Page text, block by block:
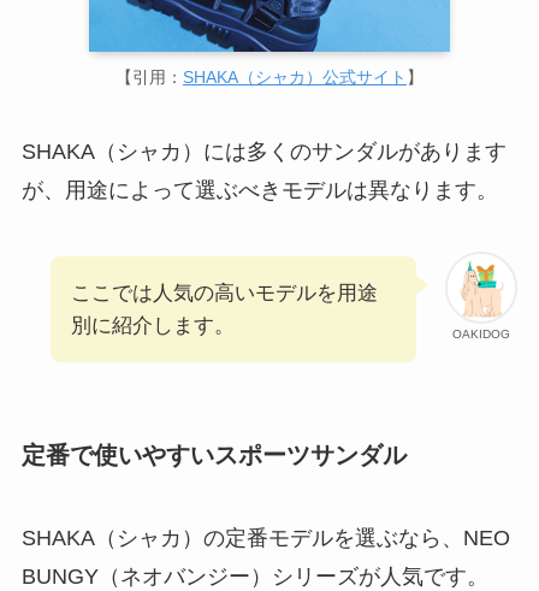
【引用： SHAKA（シャカ）公式サイト 】
SHAKA（シャカ）には多くのサンダルがあります
が、用途によって選ぶべきモデルは異なります。
OAKIDOG
ここでは人気の高いモデルを用途
別に紹介します。
定番で使いやすいスポーツサンダル
SHAKA（シャカ）の定番モデルを選ぶなら、NEO
BUNGY（ネオバンジー）シリーズが人気です。